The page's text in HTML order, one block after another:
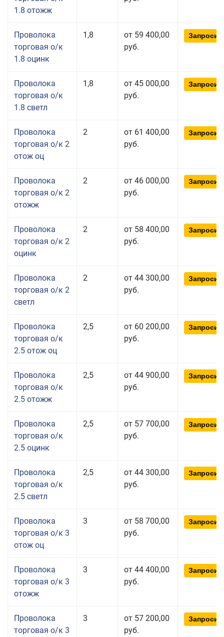
1.8 отожж
Проволока
торговая о/к
1.8 оцинк
1,8
от 59 400,00
руб.
Проволока
торговая о/к
1.8 светл
1,8
от 45 000,00
руб.
Проволока
торговая о/к 2
отож оц
2
от 61 400,00
руб.
Проволока
торговая о/к 2
отожж
2
от 46 000,00
руб.
Проволока
торговая о/к 2
оцинк
2
от 58 400,00
руб.
Проволока
торговая о/к 2
светл
2
от 44 300,00
руб.
Проволока
торговая о/к
2.5 отож оц
2,5
от 60 200,00
руб.
Проволока
торговая о/к
2.5 отожж
2,5
от 44 900,00
руб.
Проволока
торговая о/к
2.5 оцинк
2,5
от 57 700,00
руб.
Проволока
торговая о/к
2.5 светл
2,5
от 44 300,00
руб.
Проволока
торговая о/к 3
отож оц
3
от 58 700,00
руб.
Проволока
торговая о/к 3
отожж
3
от 44 400,00
руб.
Проволока
торговая о/к 3
3
от 57 200,00
руб.